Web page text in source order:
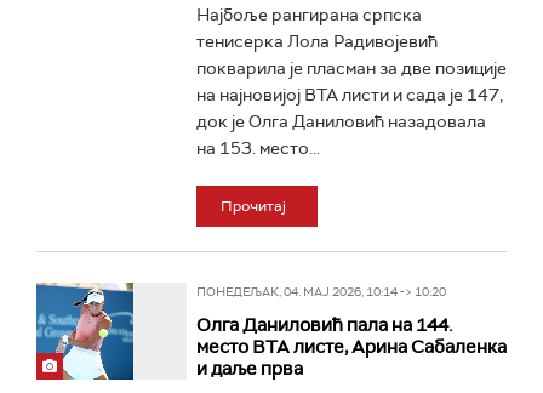
Најбоље рангирана српска
тенисерка Лола Радивојевић
покварила је пласман за две позиције
на најновијој ВТА листи и сада је 147,
док је Олга Даниловић назадовала
на 153. место...
Прочитај
ПОНЕДЕЉАК, 04. МАЈ 2026, 10:14 -> 10:20
Олга Даниловић пала на 144.
место ВТА листе, Арина Сабаленка
и даље прва